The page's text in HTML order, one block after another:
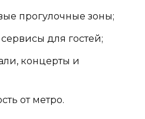
прогулочные зоны;
для гостей;
концерты и
от метро.